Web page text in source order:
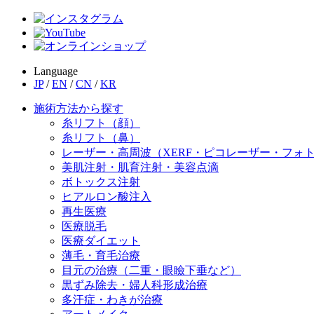
Language
JP / EN / CN / KR
施術方法から探す
糸リフト（顔）
糸リフト（鼻）
レーザー・高周波（XERF・ピコレーザー・フォ
美肌注射・肌育注射・美容点滴
ボトックス注射
ヒアルロン酸注入
再生医療
医療脱毛
医療ダイエット
薄毛・育毛治療
目元の治療（二重・眼瞼下垂など）
黒ずみ除去・婦人科形成治療
多汗症・わきが治療